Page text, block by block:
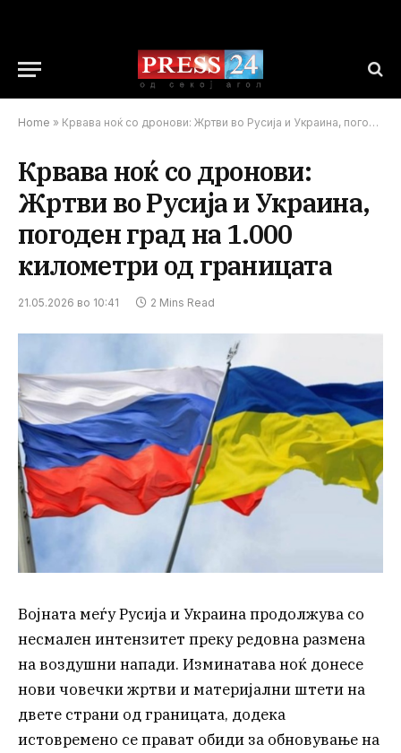
Home » Крвава ноќ со дронови: Жртви во Русија и Украина, погоден град на 1.000 километри од границата
Крвава ноќ со дронови:
Жртви во Русија и Украина,
погоден град на 1.000
километри од границата
21.05.2026 во 10:41 2 Mins Read
Војната меѓу Русија и Украина продолжува со
несмален интензитет преку редовна размена
на воздушни напади. Изминатава ноќ донесе
нови човечки жртви и материјални штети на
двете страни од границата, додека
истовремено се прават обиди за обновување на